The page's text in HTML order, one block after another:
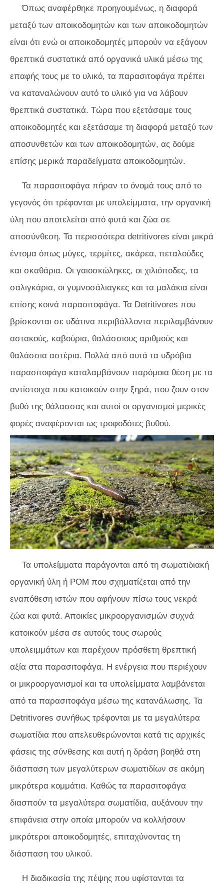
Όπως αναφέρθηκε προηγουμένως, η διαφορά
μεταξύ των αποικοδομητών και των αποικοδομητών
είναι ότι ενώ οι αποικοδομητές μπορούν να εξάγουν
θρεπτικά συστατικά από οργανικά υλικά μέσω της
επαφής τους με το υλικό, τα παρασιτοφάγα πρέπει
να καταναλώνουν αυτό το υλικό για να λάβουν
θρεπτικά συστατικά. Τώρα που εξετάσαμε τους
αποικοδομητές και εξετάσαμε τη διαφορά μεταξύ των
αποσυνθετών και των αποικοδομητών, ας δούμε
επίσης μερικά παραδείγματα αποικοδομητών.
Τα παρασιτοφάγα πήραν το όνομά τους από το
γεγονός ότι τρέφονται με υπολείμματα, την οργανική
ύλη που αποτελείται από φυτά και ζώα σε
αποσύνθεση. Τα περισσότερα detritivores είναι μικρά
έντομα όπως μύγες, τερμίτες, ακάρεα, πεταλούδες
και σκαθάρια. Οι γαιοσκώληκες, οι χιλιόποδες, τα
σαλιγκάρια, οι γυμνοσάλιαγκες και τα μαλάκια είναι
επίσης κοινά παρασιτοφάγα. Τα Detritivores που
βρίσκονται σε υδάτινα περιβάλλοντα περιλαμβάνουν
αστακούς, καβούρια, θαλάσσιους αριθμούς και
θαλάσσια αστέρια. Πολλά από αυτά τα υδρόβια
παρασιτοφάγα καταλαμβάνουν παρόμοια θέση με τα
αντίστοιχα που κατοικούν στην ξηρά, που ζουν στον
βυθό της θάλασσας και αυτοί οι οργανισμοί μερικές
φορές αναφέρονται ως τροφοδότες βυθού.
Τα υπολείμματα παράγονται από τη σωματιδιακή
οργανική ύλη ή POM που σχηματίζεται από την
εναπόθεση ιστών που αφήνουν πίσω τους νεκρά
ζώα και φυτά. Αποικίες μικροοργανισμών συχνά
κατοικούν μέσα σε αυτούς τους σωρούς
υπολειμμάτων και παρέχουν πρόσθετη θρεπτική
αξία στα παρασιτοφάγα. Η ενέργεια που περιέχουν
οι μικροοργανισμοί και τα υπολείμματα λαμβάνεται
από τα παρασιτοφάγα μέσω της κατανάλωσης. Τα
Detritivores συνήθως τρέφονται με τα μεγαλύτερα
σωματίδια που απελευθερώνονται κατά τις αρχικές
φάσεις της σύνθεσης και αυτή η δράση βοηθά στη
διάσπαση των μεγαλύτερων σωματιδίων σε ακόμη
μικρότερα κομμάτια. Καθώς τα παρασιτοφάγα
διασπούν τα μεγαλύτερα σωματίδια, αυξάνουν την
επιφάνεια στην οποία μπορούν να κολλήσουν
μικρότεροι αποικοδομητές, επιταχύνοντας τη
διάσπαση του υλικού.
Η διαδικασία της πέψης που υφίστανται τα